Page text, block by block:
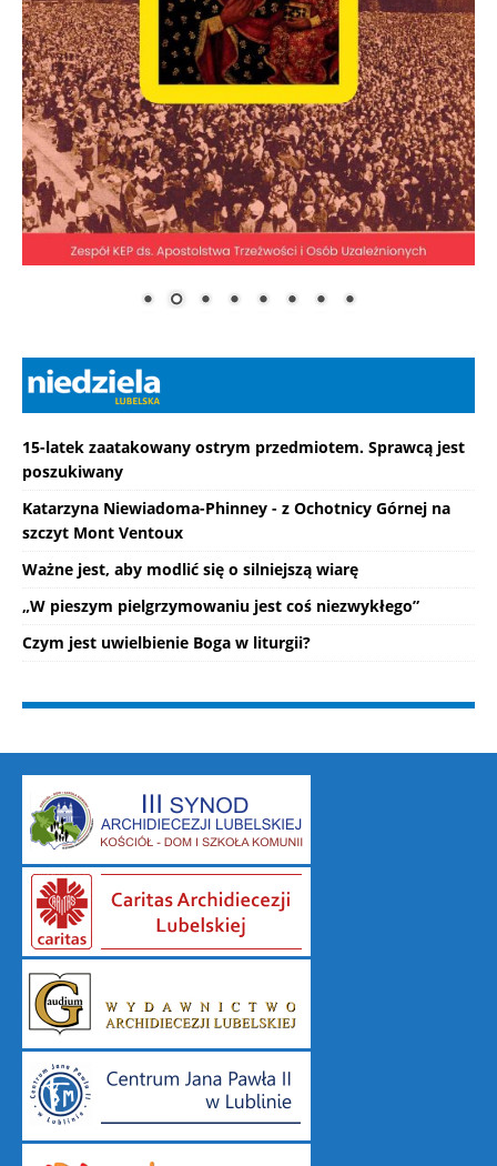
15-latek zaatakowany ostrym przedmiotem. Sprawcą jest
poszukiwany
Katarzyna Niewiadoma-Phinney - z Ochotnicy Górnej na
szczyt Mont Ventoux
Ważne jest, aby modlić się o silniejszą wiarę
„W pieszym pielgrzymowaniu jest coś niezwykłego”
Czym jest uwielbienie Boga w liturgii?